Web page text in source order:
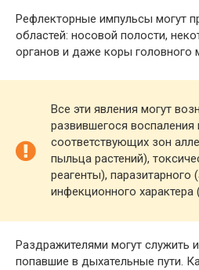
Рефлекторные импульсы могут
областей: носовой полости,
органов и даже коры головного
Все эти явления могут
развившегося воспаления
соответствующих зон
пыльца растений),
реагенты), паразитарного
инфекционного характера
Раздражителями могут служить
попавшие в дыхательные пути.